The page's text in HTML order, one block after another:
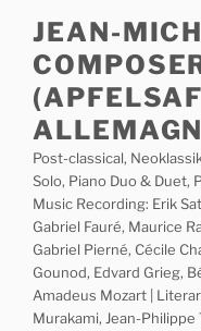
content
JEAN-
Post-classical,
Solo, Piano Duo & Duet,
Music Recording: Erik
Gabriel Fauré, Maurice
Gabriel Pierné, Cécile
Gounod, Edvard Grieg,
Amadeus Mozart |
Murakami, Jean-